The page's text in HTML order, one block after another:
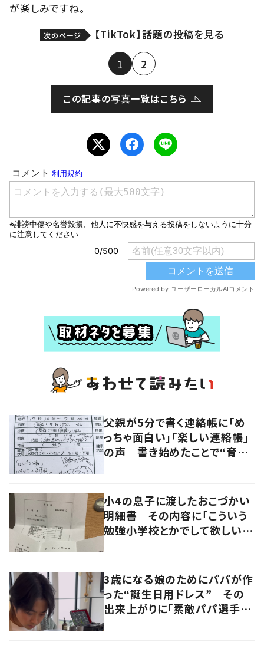
が楽しみですね。
次のページ 【TikTok】話題の投稿を見る
1 2
この記事の写真一覧はこちら
父親が5分で書く連絡帳に「め
っちゃ面白い」「楽しい連絡帳」
の声 書き始めたことで“育児
小4の息子に渡したおこづかい
明細書 その内容に「こういう
勉強小学校とかでして欲しい」
3歳になる娘のためにパパが作
った“誕生日用ドレス” その
出来上がりに「素敵パパ選手権